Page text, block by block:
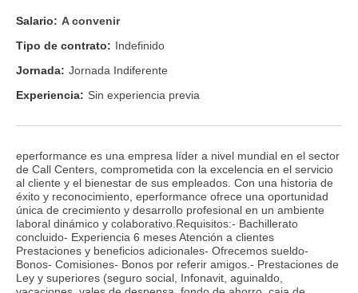
Salario: A convenir
Tipo de contrato: Indefinido
Jornada: Jornada Indiferente
Experiencia: Sin experiencia previa
eperformance es una empresa líder a nivel mundial en el sector
de Call Centers, comprometida con la excelencia en el servicio
al cliente y el bienestar de sus empleados. Con una historia de
éxito y reconocimiento, eperformance ofrece una oportunidad
única de crecimiento y desarrollo profesional en un ambiente
laboral dinámico y colaborativo.Requisitos:- Bachillerato
concluido- Experiencia 6 meses Atención a clientes
Prestaciones y beneficios adicionales- Ofrecemos sueldo-
Bonos- Comisiones- Bonos por referir amigos.- Prestaciones de
Ley y superiores (seguro social, Infonavit, aguinaldo,